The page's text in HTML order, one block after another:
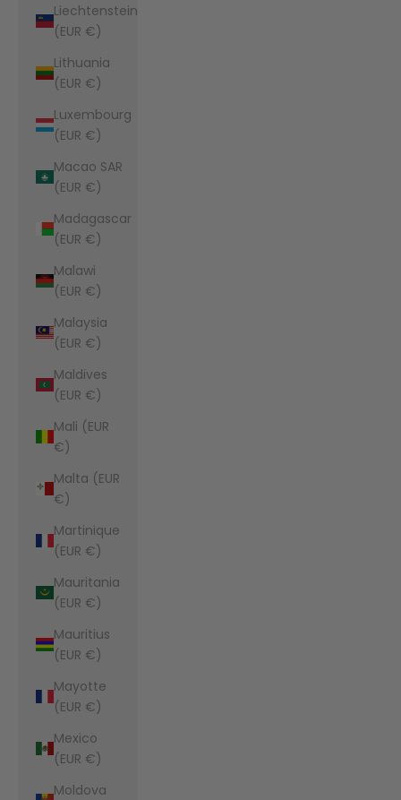
Liechtenstein
(EUR €)
Lithuania
(EUR €)
Luxembourg
(EUR €)
Macao SAR
(EUR €)
Madagascar
(EUR €)
Malawi
(EUR €)
Malaysia
(EUR €)
Maldives
(EUR €)
Mali (EUR
€)
Malta (EUR
€)
Martinique
(EUR €)
Mauritania
(EUR €)
Mauritius
(EUR €)
Mayotte
(EUR €)
Mexico
(EUR €)
Moldova